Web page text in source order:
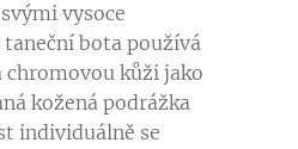
vysoce
bota používá
kůži jako
kožená podrážka
individuálně se